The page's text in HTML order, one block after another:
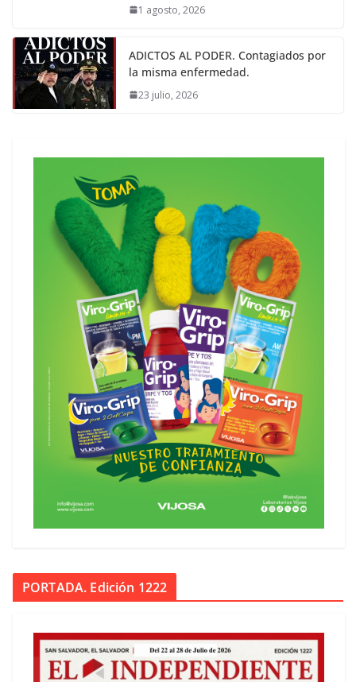
1 agosto, 2026
ADICTOS AL PODER. Contagiados por
la misma enfermedad.
23 julio, 2026
PORTADA. Edición 1222